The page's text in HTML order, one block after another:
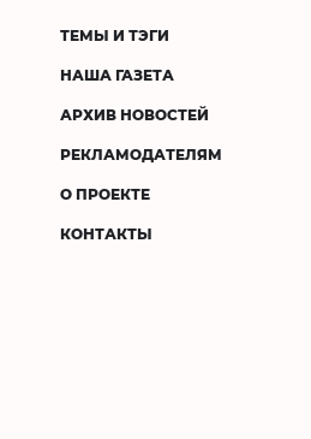
ТЕМЫ И ТЭГИ
НАША ГАЗЕТА
АРХИВ НОВОСТЕЙ
РЕКЛАМОДАТЕЛЯМ
О ПРОЕКТЕ
КОНТАКТЫ